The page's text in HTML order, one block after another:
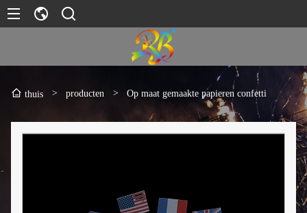
thuis > producten > Op maat gemaakte papieren confetti